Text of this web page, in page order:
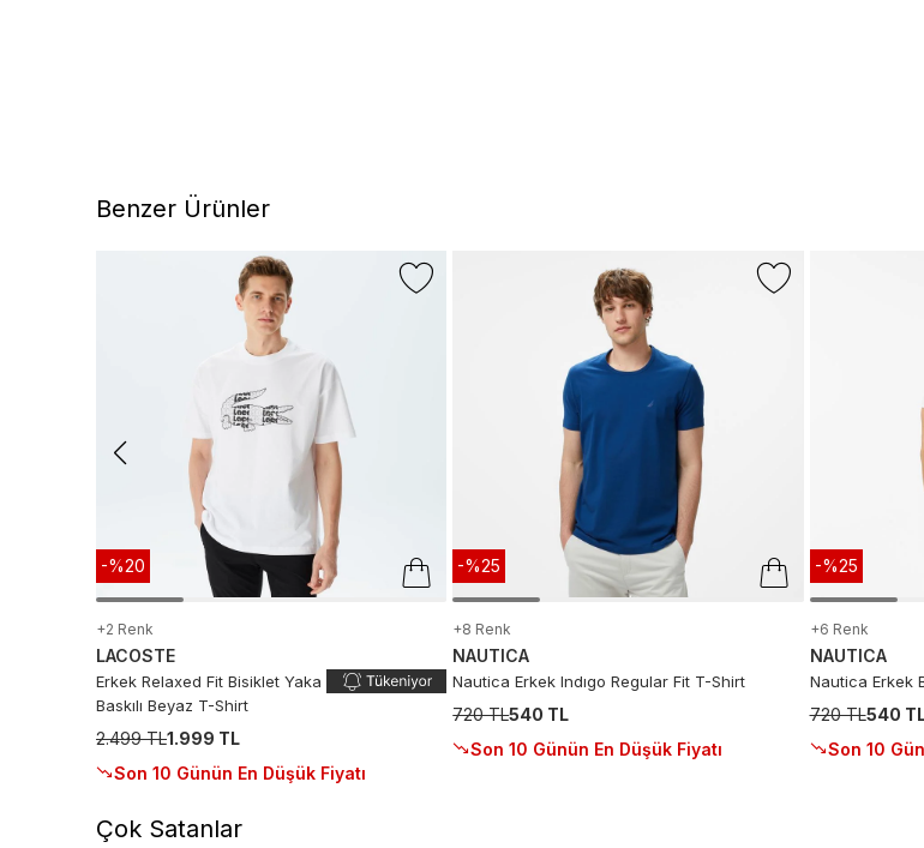
Benzer Ürünler
-%20
+2 Renk
LACOSTE
Erkek Relaxed Fit Bisiklet Yaka
Baskılı Beyaz T-Shirt
2.499 TL1.999 TL
Son 10 Günün En Düşük Fiyatı
-%25
+8 Renk
NAUTICA
Nautica Erkek Indıgo Regular Fit T-Shirt
720 TL540 TL
Son 10 Günün En Düşük Fiyatı
-%25
+6 Renk
NAUTICA
Nautica Erkek
720 TL540
Son 10
Çok Satanlar